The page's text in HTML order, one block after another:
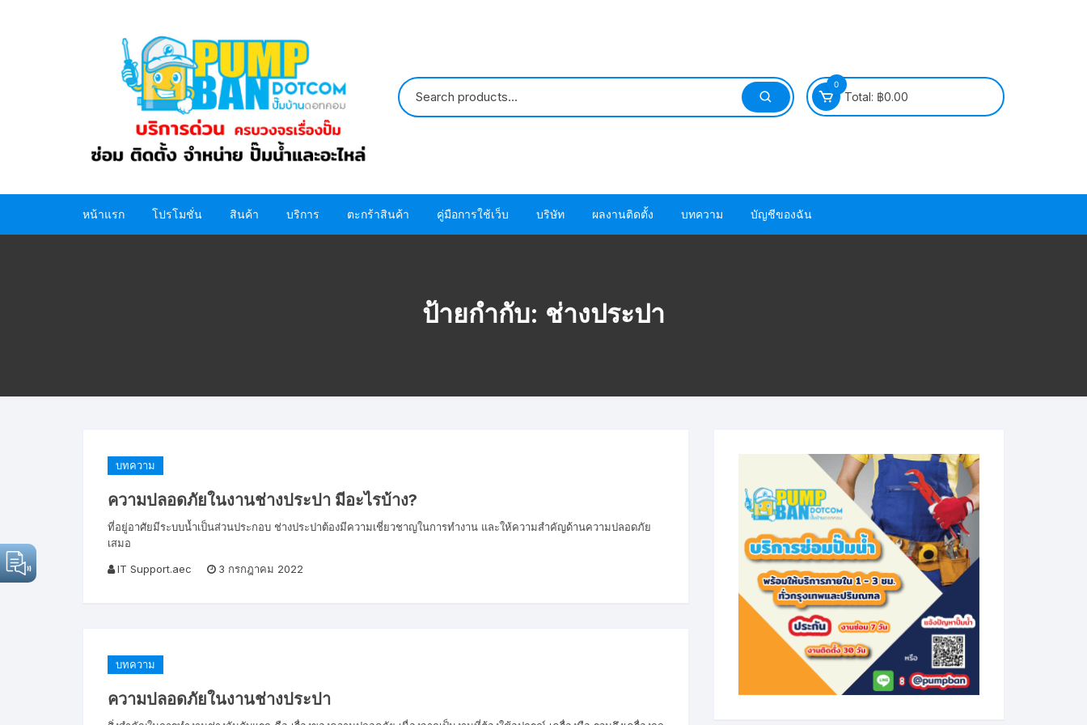
0
Total: ฿0.00
หน้าแรก โปรโมชั่น สินค้า
HITACHI
บริการ ตะกร้าสินค้า คู่มือการใช้เว็บ บริษัท ผลงานติดตั้ง บทความ บัญชีของฉัน
ป้ายกำกับ: ช่างประปา
บทความ
ความปลอดภัยในงานช่างประปา มีอะไรบ้าง?
ที่อยู่อาศัยมีระบบน้ำเป็นส่วนประกอบ ช่างประปาต้องมีความเชี่ยวชาญในการทำงาน และให้ความสำคัญด้านความปลอดภัย
เสมอ
IT Support.aec
3 กรกฎาคม 2022
บทความ
ความปลอดภัยในงานช่างประปา